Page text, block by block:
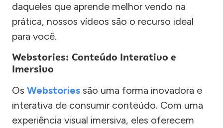
daqueles que aprende melhor vendo na
prática, nossos vídeos são o recurso ideal
para você.
Webstories: Conteúdo Interativo e
Imersivo
Os Webstories são uma forma inovadora e
interativa de consumir conteúdo. Com uma
experiência visual imersiva, eles oferecem